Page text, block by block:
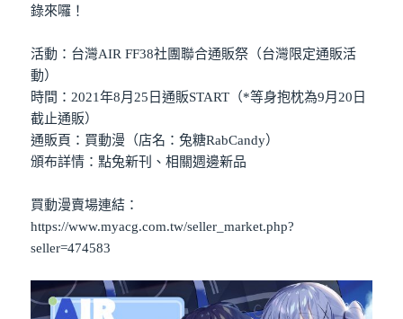
錄來囉！
活動：台灣AIR FF38社團聯合通販祭（台灣限定通販活
動）
時間：2021年8月25日通販START（*等身抱枕為9月20日
截止通販）
通販頁：買動漫（店名：兔糖RabCandy）
頒布詳情：點兔新刊、相關週邊新品
買動漫賣場連結：
https://www.myacg.com.tw/seller_market.php?
seller=474583